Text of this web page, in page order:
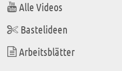
Alle Videos
Bastelideen
Arbeitsblätter